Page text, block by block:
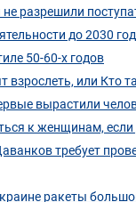
разрешили
до 2030
50-60-х годов
взрослеть, или Кто
вырастили
к женщинам, если
требует
ракеты